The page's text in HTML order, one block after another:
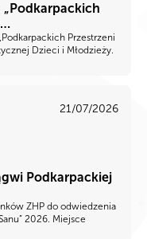
Przestrzeni
Dzieci i Młodzieży.
21/07/2026
Podkarpackiej
ZHP do odwiedzenia
2026. Miejsce